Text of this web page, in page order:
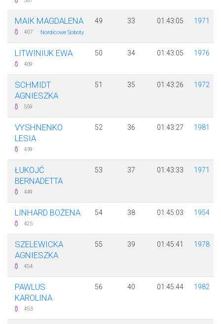
MAIK MAGDALENA
407 · Nordicowe Soboty
49 33 01:43:05 1971
LITWINIUK EWA
409
50 34 01:43:05 1976
SCHMIDT
AGNIESZKA
559
51 35 01:43:26 1972
VYSHNENKO
LESIA
439
52 36 01:43:27 1981
ŁUKOJĆ
BERNADETTA
449
53 37 01:43:33 1971
LINHARD BOŻENA
425
54 38 01:45:03 1954
SZELEWICKA
AGNIESZKA
454
55 39 01:45:41 1978
PAWLUS
KAROLINA
453
56 40 01:45:44 1982